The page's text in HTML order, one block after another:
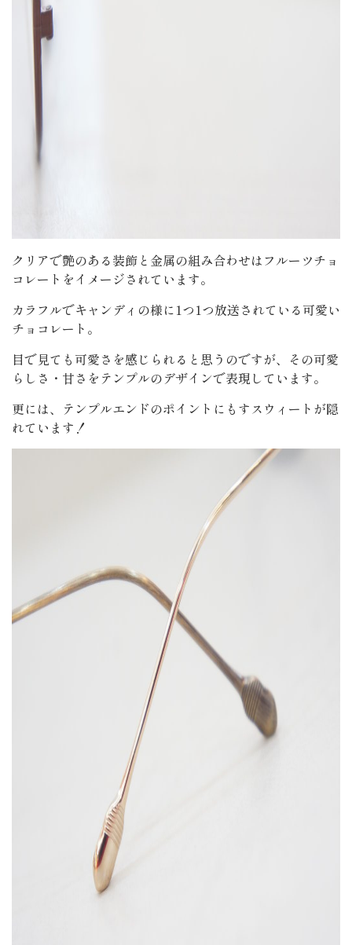
クリアで艶のある装飾と金属の組み合わせはフルーツチョ
コレートをイメージされています。
カラフルでキャンディの様に1つ1つ放送されている可愛い
チョコレート。
目で見ても可愛さを感じられると思うのですが、その可愛
らしさ・甘さをテンプルのデザインで表現しています。
更には、テンプルエンドのポイントにもすスウィートが隠
れています！